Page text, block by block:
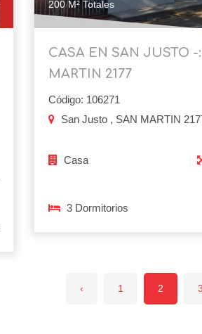
200 M² Totales
CASA EN SAN JUSTO -
MARTIN 2177
Código: 106271
San Justo , SAN MARTIN
Casa
3 Dormitorios
‹ 1 2 3